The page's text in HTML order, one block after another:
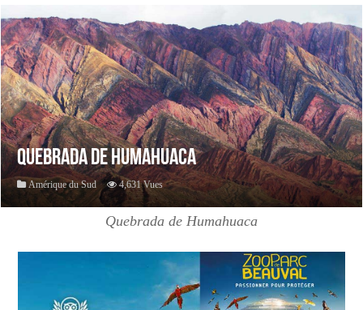
Quebrada de Humahuaca
Amérique du Sud 4,631 Vues
Quebrada de Humahuaca